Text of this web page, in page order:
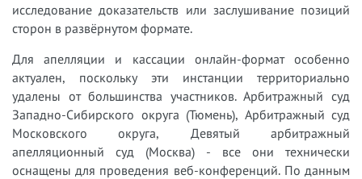
исследование доказательств или заслушивание позиций
сторон в развёрнутом формате.
Для апелляции и кассации онлайн-формат особенно
актуален, поскольку эти инстанции территориально
удалены от большинства участников. Арбитражный суд
Западно-Сибирского округа (Тюмень), Арбитражный суд
Московского округа, Девятый арбитражный
апелляционный суд (Москва) - все они технически
оснащены для проведения веб-конференций. По данным